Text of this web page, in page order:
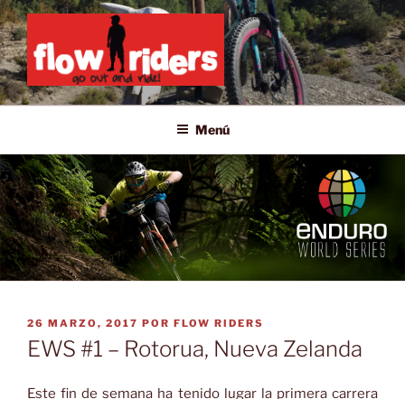
Saltar
al
contenido
GO OUT AND RIDE!
Menú
PUBLICADO
EL
26 MARZO, 2017 POR FLOW RIDERS
EWS #1 – Rotorua, Nueva Zelanda
Este fin de semana ha tenido lugar la primera carrera